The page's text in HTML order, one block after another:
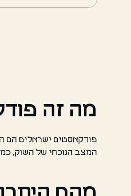
מה זה
פודקאסטים ישראלים הם
המצב הנוכחי של השוק,